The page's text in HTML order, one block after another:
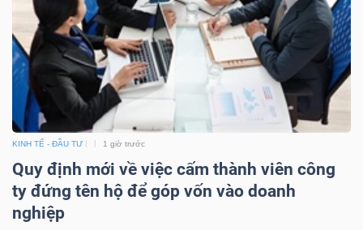
KINH TẾ - ĐẦU TƯ 1 giờ trước
Quy định mới về việc cấm thành viên công
ty đứng tên hộ để góp vốn vào doanh
nghiệp
YẾU
TIÊU
DÙNG
THIẾT
YẾU